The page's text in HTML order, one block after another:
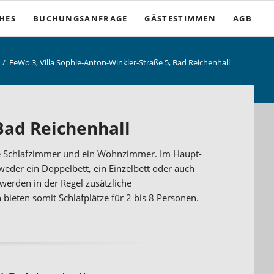
BUCHUNGSANFRAGE GÄSTESTIMMEN AGB
FeWo 3, Villa Sophie-Anton-Winkler-Straße 5, Bad Reichenhall
Reichenhall
und ein Wohnzimmer. Im Haupt-
ein Doppelbett, ein Einzelbett oder auch
in der Regel zusätzliche
somit Schlafplätze für 2 bis 8 Personen.